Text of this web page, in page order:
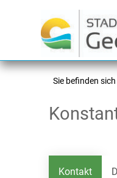
Sie befinden
Kontakt